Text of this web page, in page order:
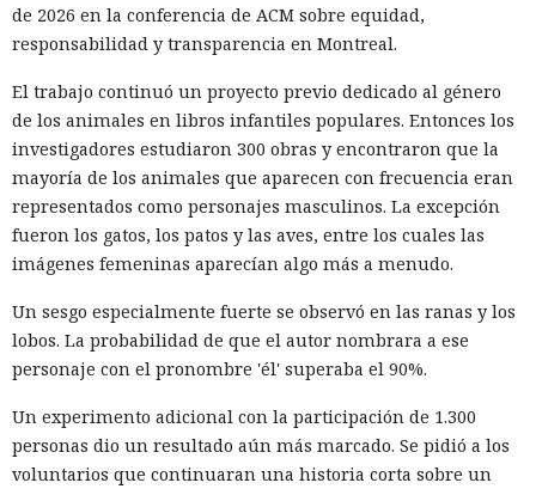
de 2026 en la conferencia de ACM sobre equidad,
responsabilidad y transparencia en Montreal.
El trabajo continuó un proyecto previo dedicado al género
de los animales en libros infantiles populares. Entonces los
investigadores estudiaron 300 obras y encontraron que la
mayoría de los animales que aparecen con frecuencia eran
representados como personajes masculinos. La excepción
fueron los gatos, los patos y las aves, entre los cuales las
imágenes femeninas aparecían algo más a menudo.
Un sesgo especialmente fuerte se observó en las ranas y los
lobos. La probabilidad de que el autor nombrara a ese
personaje con el pronombre 'él' superaba el 90%.
Un experimento adicional con la participación de 1.300
personas dio un resultado aún más marcado. Se pidió a los
voluntarios que continuaran una historia corta sobre un